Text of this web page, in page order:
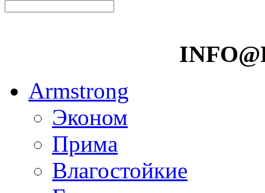
Armstrong
Эконом
Прима
Влагостойкие